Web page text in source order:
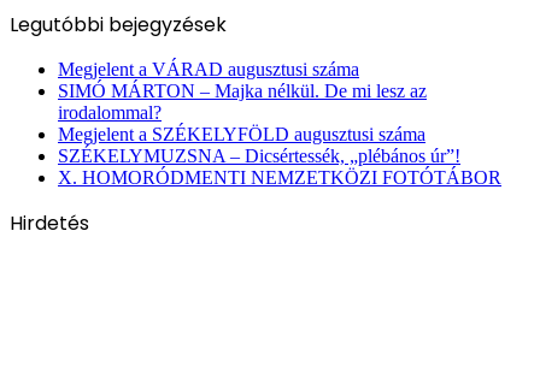
Legutóbbi bejegyzések
Megjelent a VÁRAD augusztusi száma
SIMÓ MÁRTON – Majka nélkül. De mi lesz az
irodalommal?
Megjelent a SZÉKELYFÖLD augusztusi száma
SZÉKELYMUZSNA – Dicsértessék, „plébános úr”!
X. HOMORÓDMENTI NEMZETKÖZI FOTÓTÁBOR
Hirdetés